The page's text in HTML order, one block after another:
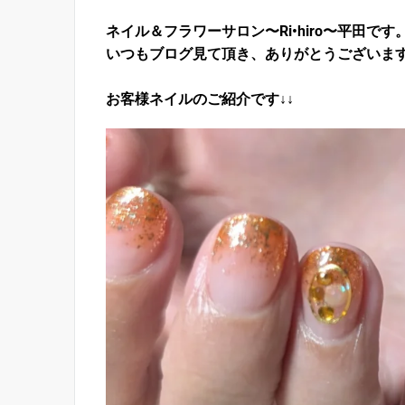
ネイル＆フラワーサロン〜Ri•hiro〜平田です
いつもブログ見て頂き、ありがとうございま
お客様ネイルのご紹介です↓↓